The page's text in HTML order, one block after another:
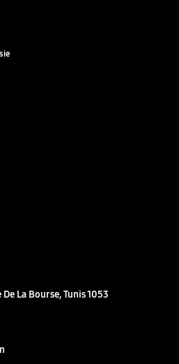
La Bourse, Tunis 1053